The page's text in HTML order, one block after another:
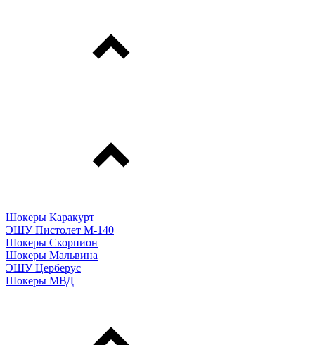
Шокеры Каракурт
ЭШУ Пистолет М-140
Шокеры Скорпион
Шокеры Мальвина
ЭШУ Церберус
Шокеры МВД